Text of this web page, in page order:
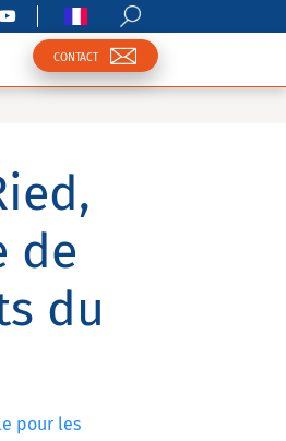
CONTACT
de
du
pour les